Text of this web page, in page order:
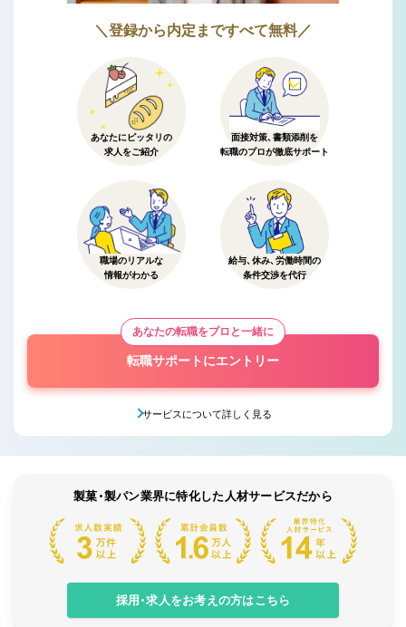
＼登録から内定まですべて無料／
あなたにピッタリの
求人をご紹介
面接対策、書類添削を
転職のプロが徹底サポート
職場のリアルな
情報がわかる
給与、休み、労働時間の
条件交渉を代行
あなたの転職をプロと一緒に
転職サポートにエントリー
サービスについて詳しく見る
製菓・製パン業界に特化した人材サービスだから
採用・求人をお考えの方はこちら